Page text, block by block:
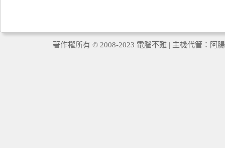
著作權所有 © 2008-2023 電腦不難 | 主機代管： 阿